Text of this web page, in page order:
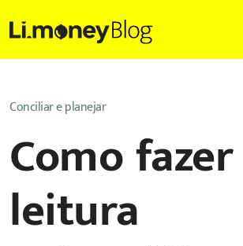
Conciliar e planejar
Como fazer
leitura